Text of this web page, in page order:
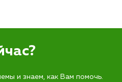
и знаем, как Вам помочь.